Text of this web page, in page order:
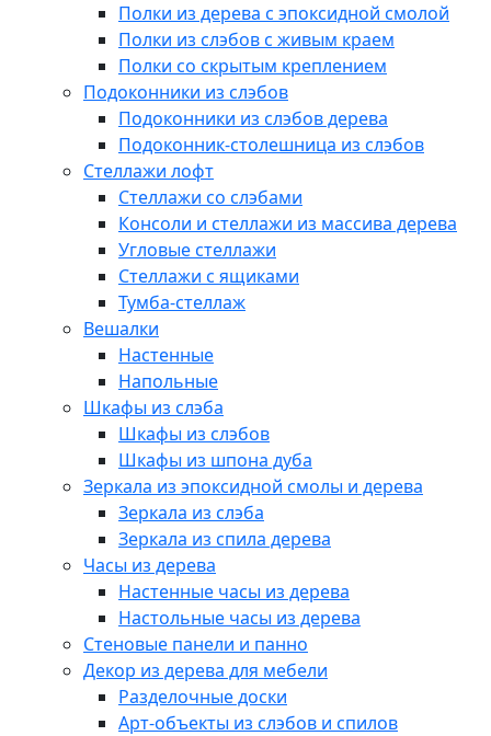
Полки из дерева с эпоксидной смолой
Полки из слэбов с живым краем
Полки со скрытым креплением
Подоконники из слэбов
Подоконники из слэбов дерева
Подоконник-столешница из слэбов
Стеллажи лофт
Стеллажи со слэбами
Консоли и стеллажи из массива дерева
Угловые стеллажи
Стеллажи с ящиками
Тумба-стеллаж
Вешалки
Настенные
Напольные
Шкафы из слэба
Шкафы из слэбов
Шкафы из шпона дуба
Зеркала из эпоксидной смолы и дерева
Зеркала из слэба
Зеркала из спила дерева
Часы из дерева
Настенные часы из дерева
Настольные часы из дерева
Стеновые панели и панно
Декор из дерева для мебели
Разделочные доски
Арт-объекты из слэбов и спилов